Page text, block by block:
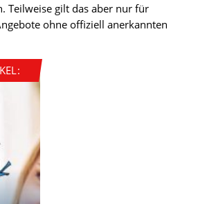
Teilweise gilt das aber nur für
ohne offiziell anerkannten